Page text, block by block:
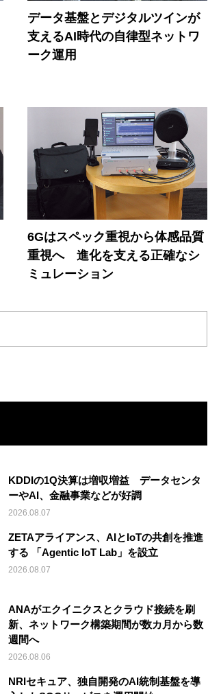
データ基盤とデジタルツインが
支えるAI時代の自律型ネットワ
ーク運用
6Gはスペック重視から体感品質
重視へ 進化を支える正確なシ
ミュレーション
KDDIの1Q決算は増収増益 データセンタ
ーやAI、金融事業などが好調
2026.08.07
ZETAアライアンス、AIとIoTの共創を推進
する 「Agentic IoT Lab」を設立
2026.08.07
ANAがエクイニクスとクラウド接続を刷
新、ネットワーク構築期間が数カ月から数
週間へ
2026.08.06
NRIセキュア、独自開発のAI統制基盤を導